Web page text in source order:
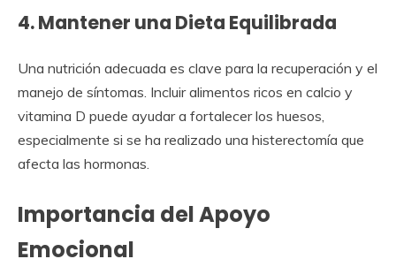
4. Mantener una Dieta Equilibrada
Una nutrición adecuada es clave para la recuperación y el
manejo de síntomas. Incluir alimentos ricos en calcio y
vitamina D puede ayudar a fortalecer los huesos,
especialmente si se ha realizado una histerectomía que
afecta las hormonas.
Importancia del Apoyo
Emocional